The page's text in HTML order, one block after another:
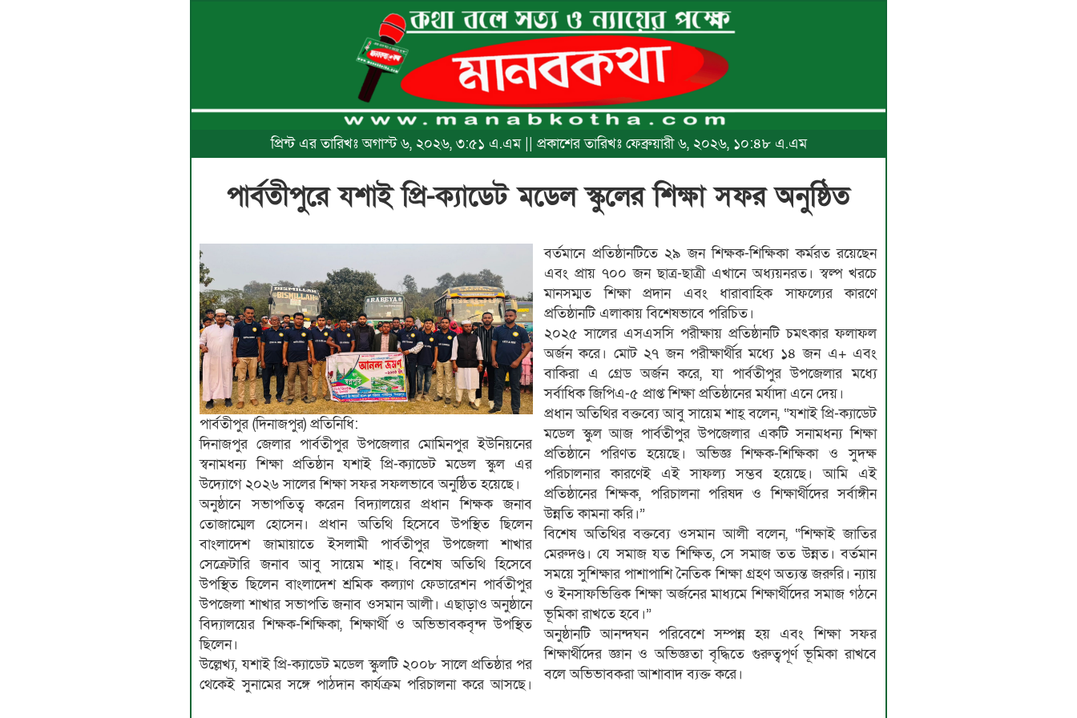
প্রিন্ট এর তারিখঃ অগাস্ট ৬, ২০২৬, ৩:৫১ এ.এম || প্রকাশের তারিখঃ ফেব্রুয়ারী ৬, ২০২৬, ১০:৪৮ এ.এম
পার্বতীপুরে যশাই প্রি-ক্যাডেট মডেল স্কুলের শিক্ষা সফর অনুষ্ঠিত
পার্বতীপুর (দিনাজপুর) প্রতিনিধি:
দিনাজপুর জেলার পার্বতীপুর উপজেলার মোমিনপুর ইউনিয়নের
স্বনামধন্য শিক্ষা প্রতিষ্ঠান যশাই প্রি-ক্যাডেট মডেল স্কুল এর
উদ্যোগে ২০২৬ সালের শিক্ষা সফর সফলভাবে অনুষ্ঠিত হয়েছে।
অনুষ্ঠানে সভাপতিত্ব করেন বিদ্যালয়ের প্রধান শিক্ষক জনাব
তোজাম্মেল হোসেন। প্রধান অতিথি হিসেবে উপস্থিত ছিলেন
বাংলাদেশ জামায়াতে ইসলামী পার্বতীপুর উপজেলা শাখার
সেক্রেটারি জনাব আবু সায়েম শাহ্। বিশেষ অতিথি হিসেবে
উপস্থিত ছিলেন বাংলাদেশ শ্রমিক কল্যাণ ফেডারেশন পার্বতীপুর
উপজেলা শাখার সভাপতি জনাব ওসমান আলী। এছাড়াও অনুষ্ঠানে
বিদ্যালয়ের শিক্ষক-শিক্ষিকা, শিক্ষার্থী ও অভিভাবকবৃন্দ উপস্থিত
ছিলেন।
উল্লেখ্য, যশাই প্রি-ক্যাডেট মডেল স্কুলটি ২০০৮ সালে প্রতিষ্ঠার পর
থেকেই সুনামের সঙ্গে পাঠদান কার্যক্রম পরিচালনা করে আসছে।
বর্তমানে প্রতিষ্ঠানটিতে ২৯ জন শিক্ষক-শিক্ষিকা কর্মরত রয়েছেন
এবং প্রায় ৭০০ জন ছাত্র-ছাত্রী এখানে অধ্যয়নরত। স্বল্প খরচে
মানসম্মত শিক্ষা প্রদান এবং ধারাবাহিক সাফল্যের কারণে
প্রতিষ্ঠানটি এলাকায় বিশেষভাবে পরিচিত।
২০২৫ সালের এসএসসি পরীক্ষায় প্রতিষ্ঠানটি চমৎকার ফলাফল
অর্জন করে। মোট ২৭ জন পরীক্ষার্থীর মধ্যে ১৪ জন এ+ এবং
বাকিরা এ গ্রেড অর্জন করে, যা পার্বতীপুর উপজেলার মধ্যে
সর্বাধিক জিপিএ-৫ প্রাপ্ত শিক্ষা প্রতিষ্ঠানের মর্যাদা এনে দেয়।
প্রধান অতিথির বক্তব্যে আবু সায়েম শাহ্ বলেন, “যশাই প্রি-ক্যাডেট
মডেল স্কুল আজ পার্বতীপুর উপজেলার একটি সনামধন্য শিক্ষা
প্রতিষ্ঠানে পরিণত হয়েছে। অভিজ্ঞ শিক্ষক-শিক্ষিকা ও সুদক্ষ
পরিচালনার কারণেই এই সাফল্য সম্ভব হয়েছে। আমি এই
প্রতিষ্ঠানের শিক্ষক, পরিচালনা পরিষদ ও শিক্ষার্থীদের সর্বাঙ্গীন
উন্নতি কামনা করি।”
বিশেষ অতিথির বক্তব্যে ওসমান আলী বলেন, “শিক্ষাই জাতির
মেরুদণ্ড। যে সমাজ যত শিক্ষিত, সে সমাজ তত উন্নত। বর্তমান
সময়ে সুশিক্ষার পাশাপাশি নৈতিক শিক্ষা গ্রহণ অত্যন্ত জরুরি। ন্যায়
ও ইনসাফভিত্তিক শিক্ষা অর্জনের মাধ্যমে শিক্ষার্থীদের সমাজ গঠনে
ভূমিকা রাখতে হবে।”
অনুষ্ঠানটি আনন্দঘন পরিবেশে সম্পন্ন হয় এবং শিক্ষা সফর
শিক্ষার্থীদের জ্ঞান ও অভিজ্ঞতা বৃদ্ধিতে গুরুত্বপূর্ণ ভূমিকা রাখবে
বলে অভিভাবকরা আশাবাদ ব্যক্ত করে।